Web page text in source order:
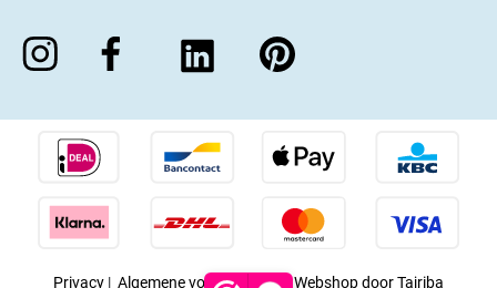
Privacy | Algemene voorwaarden|Webshop door Tajriba